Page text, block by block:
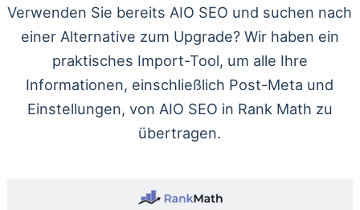
Verwenden Sie bereits AIO SEO und suchen nach
einer Alternative zum Upgrade? Wir haben ein
praktisches Import-Tool, um alle Ihre
Informationen, einschließlich Post-Meta und
Einstellungen, von AIO SEO in Rank Math zu
übertragen.